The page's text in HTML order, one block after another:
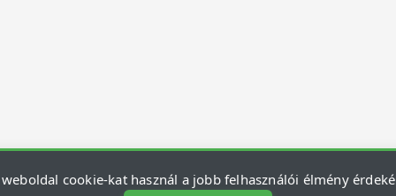
weboldal cookie-kat használ a jobb felhasználói élmény